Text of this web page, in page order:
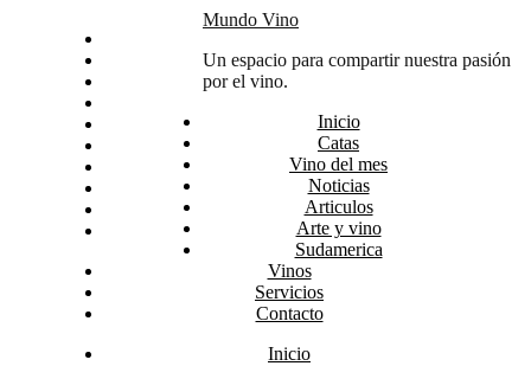
Arte y vino
Sudamerica
Mundo Vino
Un espacio para compartir nuestra pasión
por el vino.
Inicio
Catas
Vino del mes
Noticias
Articulos
Arte y vino
Sudamerica
Vinos
Servicios
Contacto
Inicio